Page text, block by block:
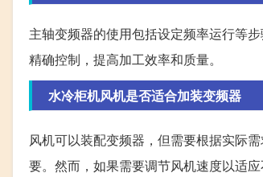
主轴变频器的使用包括设定频率运行等
精确控制，提高加工效率和质量。
水冷柜机风机是否适合加装变频器
风机可以装配变频器，但需要根据实际
要。然而，如果需要调节风机速度以适